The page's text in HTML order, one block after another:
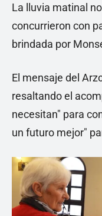
La lluvia matinal
concurrieron con
brindada por
El mensaje del
resaltando el
necesitan" para
un futuro mejor"